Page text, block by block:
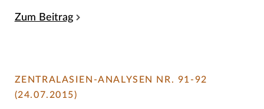
Zum Beitrag
ZENTRALASIEN-ANALYSEN NR. 91-92
(24.07.2015)